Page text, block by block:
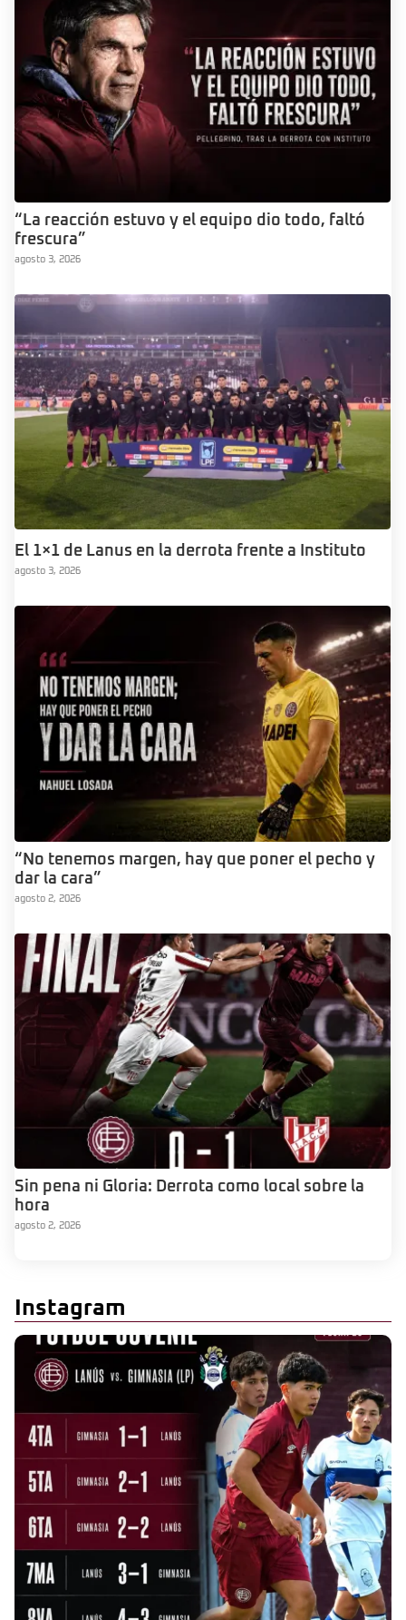
“La reacción estuvo y el equipo dio todo, faltó
frescura”
agosto 3, 2026
El 1×1 de Lanus en la derrota frente a Instituto
agosto 3, 2026
“No tenemos margen, hay que poner el pecho y
dar la cara”
agosto 2, 2026
Sin pena ni Gloria: Derrota como local sobre la
hora
agosto 2, 2026
Instagram